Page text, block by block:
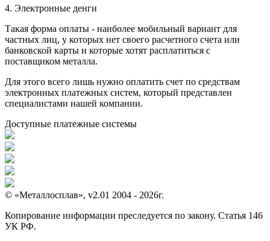
4. Электронные денги
Такая форма оплаты - наиболее мобильный вариант для
частных лиц, у которых нет своего расчетного счета или
банковской карты и которые хотят расплатиться с
поставщиком металла.
Для этого всего лишь нужно оплатить счет по средствам
электронных платежных систем, который представлен
специалистами нашей компании.
Доступные платежные системы
© «Металлосплав», v2.01 2004 - 2026г.
Копирование информации преследуется по закону. Статья 146
УК РФ.